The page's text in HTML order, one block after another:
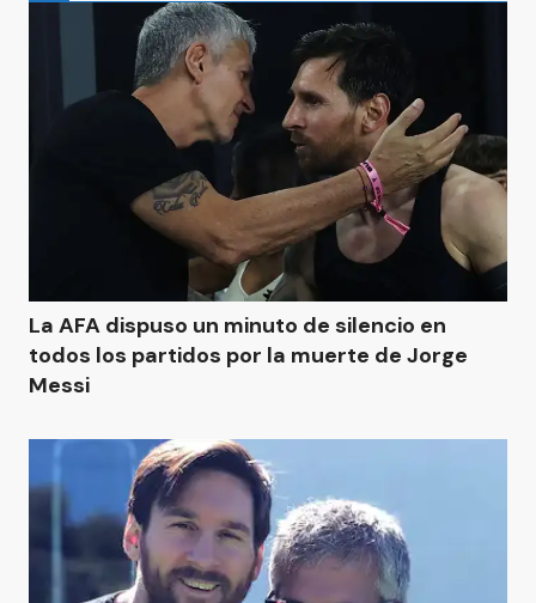
La AFA dispuso un minuto de silencio en
todos los partidos por la muerte de Jorge
Messi